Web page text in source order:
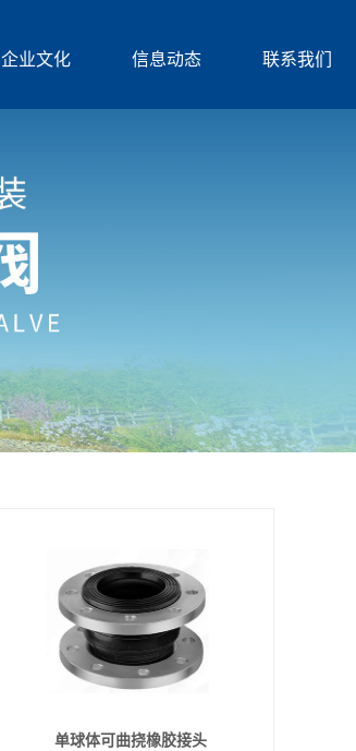
企业文化 信息动态 联系我们
单球体可曲挠橡胶接头